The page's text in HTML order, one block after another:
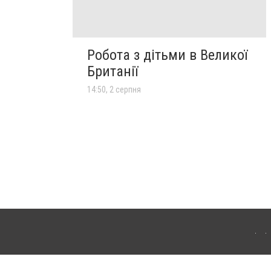
Робота з дітьми в Великої
Британії
14:50, 2 серпня